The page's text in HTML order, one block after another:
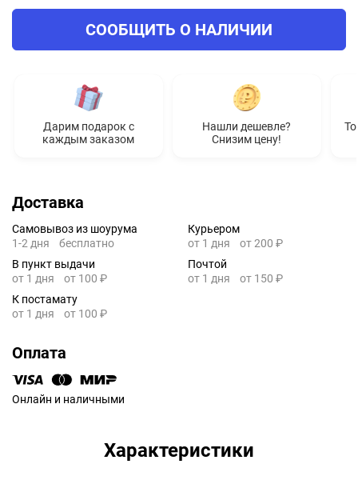
СООБЩИТЬ О НАЛИЧИИ
Дарим подарок с
каждым заказом
Нашли дешевле?
Снизим цену!
Доставка
Самовывоз из шоурума
1-2 дня
бесплатно
Курьером
от 1 дня
от 200 ₽
В пункт выдачи
от 1 дня
от 100 ₽
Почтой
от 1 дня
от 150 ₽
К постамату
от 1 дня
от 100 ₽
Оплата
Онлайн и наличными
Характеристики